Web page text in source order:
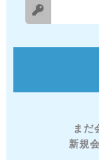
まだ
新規